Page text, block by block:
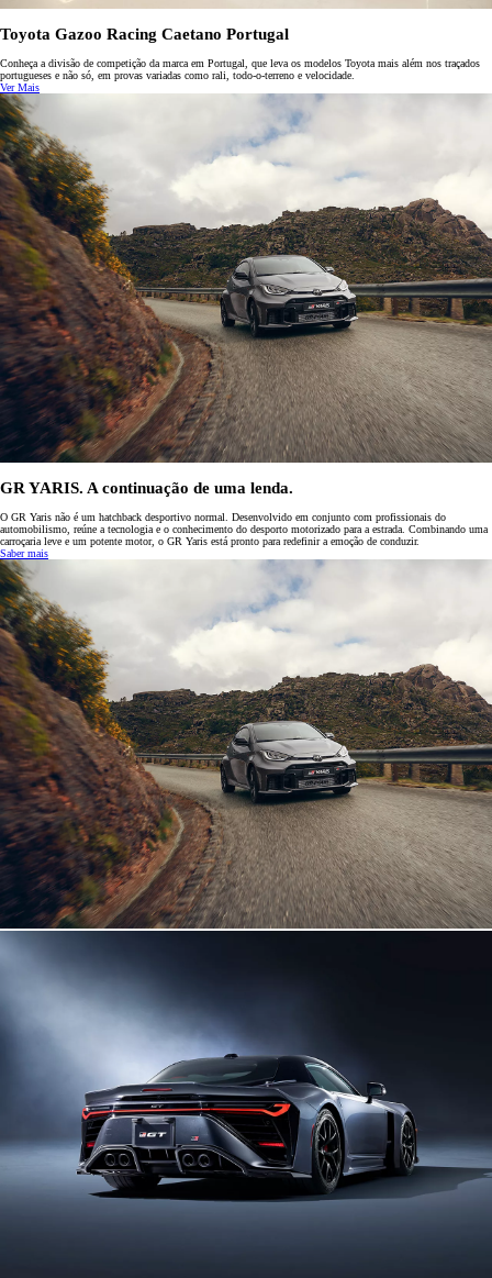
Toyota Gazoo Racing Caetano Portugal
Conheça a divisão de competição da marca em Portugal, que leva os modelos Toyota mais além nos traçados
portugueses e não só, em provas variadas como rali, todo-o-terreno e velocidade.
Ver Mais
GR YARIS. A continuação de uma lenda.
O GR Yaris não é um hatchback desportivo normal. Desenvolvido em conjunto com profissionais do
automobilismo, reúne a tecnologia e o conhecimento do desporto motorizado para a estrada. Combinando uma
carroçaria leve e um potente motor, o GR Yaris está pronto para redefinir a emoção de conduzir.
Saber mais